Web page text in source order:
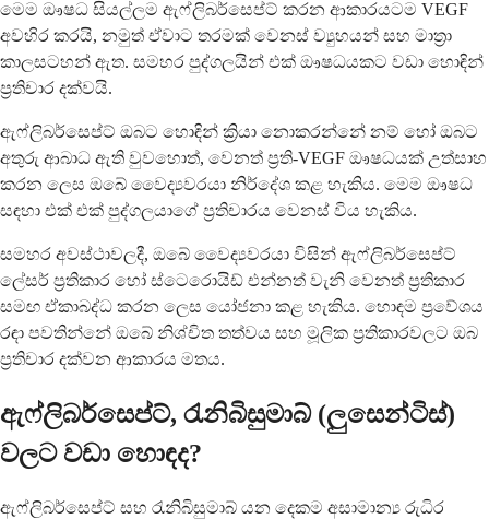
මෙම ඖෂධ සියල්ලම ඇෆ්ලිබර්සෙප්ට් කරන ආකාරයටම VEGF
අවහිර කරයි, නමුත් ඒවාට තරමක් වෙනස් ව්‍යුහයන් සහ මාත්‍රා
කාලසටහන් ඇත. සමහර පුද්ගලයින් එක් ඖෂධයකට වඩා හොඳින්
ප්‍රතිචාර දක්වයි.
ඇෆ්ලිබර්සෙප්ට් ඔබට හොඳින් ක්‍රියා නොකරන්නේ නම් හෝ ඔබට
අතුරු ආබාධ ඇති වුවහොත්, වෙනත් ප්‍රති-VEGF ඖෂධයක් උත්සාහ
කරන ලෙස ඔබේ වෛද්‍යවරයා නිර්දේශ කළ හැකිය. මෙම ඖෂධ
සඳහා එක් එක් පුද්ගලයාගේ ප්‍රතිචාරය වෙනස් විය හැකිය.
සමහර අවස්ථාවලදී, ඔබේ වෛද්‍යවරයා විසින් ඇෆ්ලිබර්සෙප්ට්
ලේසර් ප්‍රතිකාර හෝ ස්ටෙරොයිඩ් එන්නත් වැනි වෙනත් ප්‍රතිකාර
සමඟ ඒකාබද්ධ කරන ලෙස යෝජනා කළ හැකිය. හොඳම ප්‍රවේශය
රඳා පවතින්නේ ඔබේ නිශ්චිත තත්වය සහ මූලික ප්‍රතිකාරවලට ඔබ
ප්‍රතිචාර දක්වන ආකාරය මතය.
ඇෆ්ලිබර්සෙප්ට්, රැනිබිසුමාබ් (ලුසෙන්ටිස්)
වලට වඩා හොඳද?
ඇෆ්ලිබර්සෙප්ට් සහ රැනිබිසුමාබ් යන දෙකම අසාමාන්‍ය රුධිර